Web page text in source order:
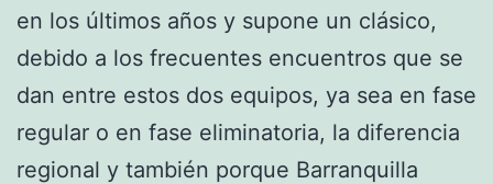
en los últimos años y supone un clásico,
debido a los frecuentes encuentros que se
dan entre estos dos equipos, ya sea en fase
regular o en fase eliminatoria, la diferencia
regional y también porque Barranquilla